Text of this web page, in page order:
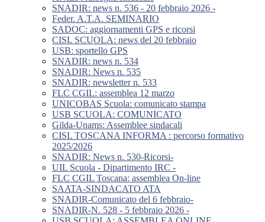
SNADIR: news n. 536 - 20 febbraio 2026 -
Feder. A.T.A. SEMINARIO
SADOC: aggiornamenti GPS e ricorsi
CISL SCUOLA: news del 20 febbraio
USB: sportello GPS
SNADIR: news n. 534
SNADIR: News n. 535
SNADIR: newsletter n. 533
FLC CGIL: assemblea 12 marzo
UNICOBAS Scuola: comunicato stampa
USB SCUOLA: COMUNICATO
Gilda-Unams: Assemblee sindacali
CISL TOSCANA INFORMA : percorso formativo
2025/2026
SNADIR: News n. 530-Ricorsi-
UIL Scuola - Dipartimento IRC -
FLC CGIL Toscana: assemblea On-line
SAATA-SINDACATO ATA
SNADIR-Comunicato del 6 febbraio-
SNADIR-N. 528 - 5 febbraio 2026 -